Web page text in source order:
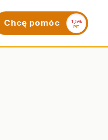
Chcę pomóc 1,5%
PIT